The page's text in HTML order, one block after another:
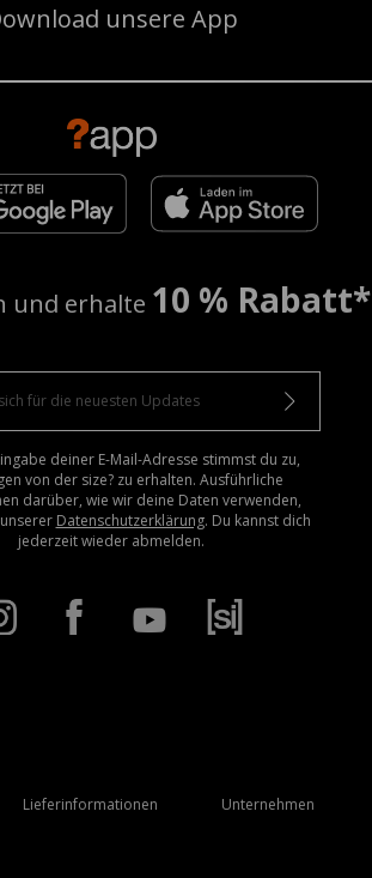
unsere App
und erhalte 10 % Rabatt*
deiner E-Mail-Adresse stimmst du zu,
von der size? zu erhalten. Ausführliche
darüber, wie wir deine Daten verwenden,
Datenschutzerklärung. Du kannst dich
jederzeit wieder abmelden.
Lieferinformationen Unternehmen